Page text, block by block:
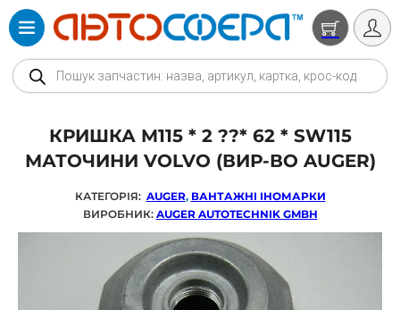
Products search
КРИШКА M115 * 2 ??* 62 * SW115
МАТОЧИНИ VOLVO (ВИР-ВО AUGER)
КАТЕГОРІЯ: AUGER, ВАНТАЖНІ ІНОМАРКИ
ВИРОБНИК: AUGER AUTOTECHNIK GMBH